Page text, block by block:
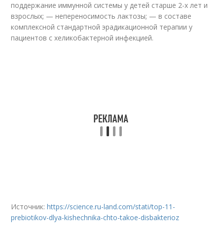
поддержание иммунной системы у детей старше 2-х лет и
взрослых; — непереносимость лактозы; — в составе
комплексной стандартной эрадикационной терапии у
пациентов с хеликобактерной инфекцией.
Источник:https://science.ru-land.com/stati/top-11-
prebiotikov-dlya-kishechnika-chto-takoe-disbakterioz